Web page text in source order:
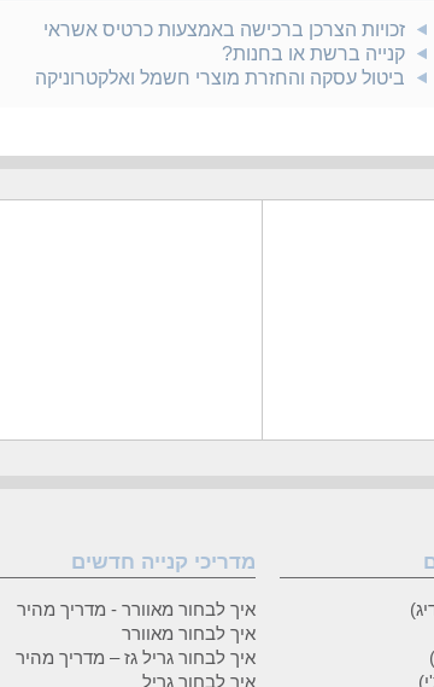
זכויות הצרכן ברכישה באמצעות כרטיס אשראי
קנייה ברשת או בחנות?
ביטול עסקה והחזרת מוצרי חשמל ואלקטרוניקה
מדריכי קנייה חדשים
איך לבחור מאוורר - מדריך מהיר
איך לבחור מאוורר
איך לבחור גריל גז – מדריך מהיר
איך לבחור גריל